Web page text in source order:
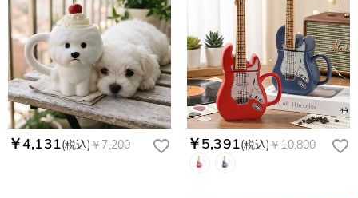
￥4,131(税込)￥7,200 ￥5,391(税込)￥10,800